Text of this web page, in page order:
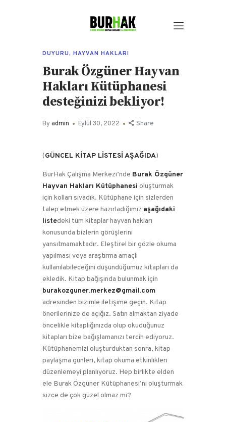
DUYURU, HAYVAN HAKLARI
Burak Özgüner Hayvan
Hakları Kütüphanesi
desteğinizi bekliyor!
Byadmin Eylül 30, 2022 Share
(GÜNCEL KİTAP LİSTESİ AŞAĞIDA)
BurHak Çalışma Merkezi’nde Burak Özgüner
Hayvan Hakları Kütüphanesi oluşturmak
için kolları sıvadık. Kütüphane için sizlerden
talep etmek üzere hazırladığımız aşağıdaki
listedeki tüm kitaplar hayvan hakları
konusunda bizlerin görüşlerini
yansıtmamaktadır. Eleştirel bir gözle okuma
yapılması veya araştırma amaçlı
kullanılabileceğini düşündüğümüz kitapları da
ekledik. Kitap bağışında bulunmak için
burakozguner.merkez@gmail.com
adresinden bizimle iletişime geçin. Kitap
önerilerinize de açığız. Satın almaktan ziyade
öncelikle kitaplığınızda olup okuduğunuz
kitapları bize bağışlamanızı tercih ediyoruz.
Kütüphanemizi oluşturduktan sonra, kitap
paylaşma günleri, kitap okuma etkinlikleri
düzenlemeyi planlıyoruz. Hep birlikte elden
ele Burak Özgüner Kütüphanesi’ni oluşturmak
sizce de çok güzel olmaz mı?